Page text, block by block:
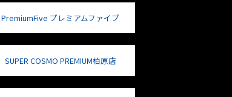
PremiumFive プレミアムファイブ
SUPER COSMO PREMIUM柏原店